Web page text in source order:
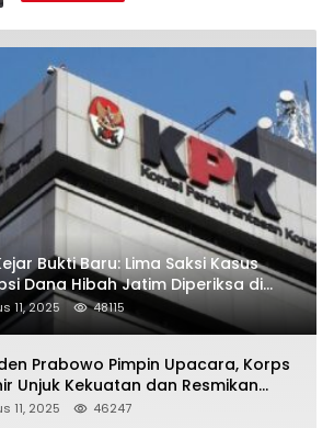
Bukti Baru: Lima Saksi Kasus
Dana Hibah Jatim Diperiksa di
11, 2025 48115
Prabowo Pimpin Upacara, Korps
Unjuk Kekuatan dan Resmikan
Baru
11, 2025 46247